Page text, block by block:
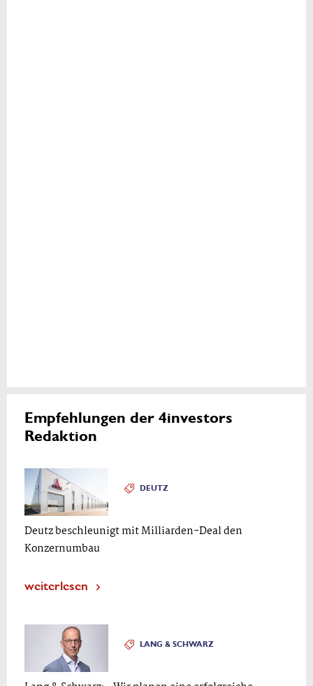
Empfehlungen der 4investors
Redaktion
DEUTZ
Deutz beschleunigt mit Milliarden-Deal den
Konzernumbau
weiterlesen
LANG & SCHWARZ